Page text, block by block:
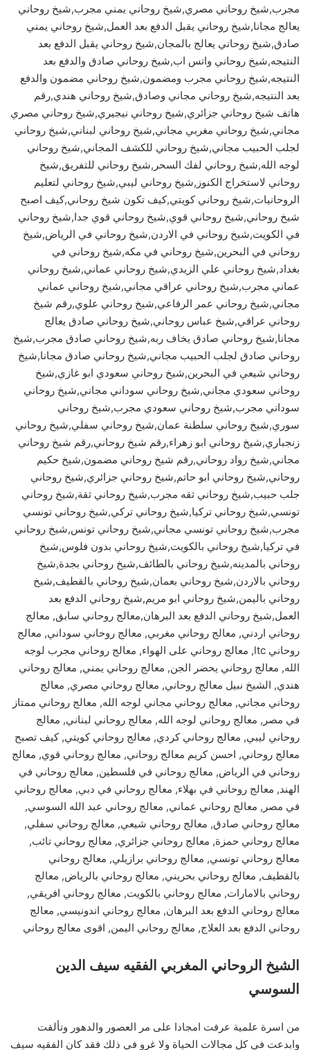
مجرب,شيخ روحاني مصري,شيخ روحاني يمني مجرب,شيخ روحاني
يعالج مجانا,شيخ روحاني يقبل الدفع بعد العمل,شيخ روحاني يمني
صادق,شيخ روحاني يعالج بالمجان,شيخ روحاني يقبل الدفع بعد
النتيجه,شيخ روحاني واتس اب,شيخ روحاني صادق والدفع بعد
النتيجه,شيخ روحاني مجرب ومضمون,شيخ روحاني مضمون والدفع
بعد النتيجه,شيخ روحاني مجاني وصادق,شيخ روحاني هندي,رقم
هاتف شيخ روحاني جزائري,شيخ روحاني نيجيري,شيخ روحاني مصري
مجاني,شيخ روحاني مغربي مجاني,شيخ روحاني لبناني,شيخ روحاني
لجلب الحبيب مجاني,شيخ روحاني للكشف المجاني,شيخ روحاني
لوجه الله,شيخ روحاني لفك السحر,شيخ روحاني للتفريق,شيخ
روحاني لاستخراج الكنوز,شيخ روحاني ليبي,شيخ روحاني لتعليم
الروحانيات,شيخ روحاني كويتي,كيف تكون شيخ روحاني,كيف اصبح
شيخ روحاني,شيخ روحاني قوي,شيخ روحاني قوي جدا,شيخ روحاني
في الكويت,شيخ روحاني في الاردن,شيخ روحاني في الرياض,شيخ
روحاني في البحرين,شيخ روحاني في مكه,شيخ روحاني في
بغداد,شيخ روحاني علي الزيدي,شيخ روحاني عماني,شيخ روحاني
عماني مجرب,شيخ روحاني عراقي مجاني,شيخ روحاني عماني
مجاني,شيخ روحاني عمر الرفاعي,شيخ روحاني علوي,رقم شيخ
روحاني عراقي,شيخ عباس روحاني,شيخ روحاني صادق يعالج
مجانا,شيخ روحاني صادق يخاف ربه,شيخ روحاني صادق مجرب,شيخ
روحاني صادق لجلب الحبيب مجاني,شيخ روحاني صادق مجانا,شيخ
روحاني شيعي في البحرين,شيخ روحاني سعودي ابو غازي,شيخ
روحاني سعودي مجاني,شيخ روحاني سوداني مجاني,شيخ روحاني
سوداني مجرب,شيخ روحاني سعودي مجرب,شيخ روحاني
سوري,شيخ روحاني سلطنة عمان,شيخ روحاني سفلي,شيخ روحاني
زنجباري,شيخ روحاني ابو زهراء,رقم شيخ روحاني,رقم شيخ روحاني
مجاني,شيخ رواد روحاني,رقم شيخ روحاني مضمون,شيخ حكيم
روحاني,شيخ روحاني ابو حاتم,شيخ روحاني جزائري,شيخ روحاني
جلب حبيب,شيخ روحاني ثقه مجرب,شيخ روحاني ثقة,شيخ روحاني
تونسي,شيخ روحاني تركيا,شيخ روحاني تركي,شيخ روحاني تونسي
مجرب,شيخ روحاني تونسي مجاني,شيخ روحاني تونس,شيخ روحاني
في تركيا,شيخ روحاني بالكويت,شيخ روحاني بدون فلوس,شيخ
روحاني بالمدينه,شيخ روحاني بالطائف,شيخ روحاني بجدة,شيخ
روحاني بالاردن,شيخ روحاني بعمان,شيخ روحاني بالقطيف,شيخ
روحاني باليمن,شيخ روحاني ابو مريم,شيخ روحاني الدفع بعد
العمل,شيخ روحاني الدفع بعد البرهان,معالج روحاني سابق, معالج
روحاني اردني, معالج روحاني مغربي, معالج روحاني سوداني, معالج
روحاني ltc, معالج روحاني على الهواء, معالج روحاني مجرب لوجه
الله, معالج روحاني يحضر الجن, معالج روحاني يمني, معالج روحاني
هندي, الشيخ نبيل معالج روحاني, معالج روحاني مصري, معالج
روحاني مجاني, معالج روحاني مجاني لوجه الله, معالج روحاني ممتاز
في مصر, معالج روحاني لوجه الله, معالج روحاني لبناني, معالج
روحاني ليبي, معالج روحاني كردي, معالج روحاني كويتي, كيف تصبح
معالج روحاني, احسن كريم معالج روحاني, معالج روحاني قوي, معالج
روحاني في الرياض, معالج روحاني في فلسطين, معالج روحاني في
الهند, معالج روحاني في بهلاء, معالج روحاني في دبي, معالج روحاني
في مصر, معالج روحاني عماني, معالج روحاني عبد الله السوسي,
معالج روحاني صادق, معالج روحاني شيعي, معالج روحاني سفلي,
معالج روحاني حمزة, معالج روحاني جزائري, معالج روحاني تائب,
معالج روحاني تونسي, معالج روحاني برازيلي, معالج روحاني
بالقطيف, معالج روحاني بحريني, معالج روحاني بالرياض, معالج
روحاني بالامارات, معالج روحاني بالكويت, معالج روحاني افريقي,
معالج روحاني الدفع بعد البرهان, معالج روحاني اندونيسي, معالج
روحاني الدفع بعد العلاج, معالج روحاني اليمن, اقوى معالج روحاني
الشيخ الروحاني المغربي الفقيه سيف الدين
السوسي
من اسرة علمية عرفت امجادا على مر العصور والدهور وتألقت
وابدعت في كل مجالات الحياة ولا غرو في ذلك فقد كان الفقيه سيف